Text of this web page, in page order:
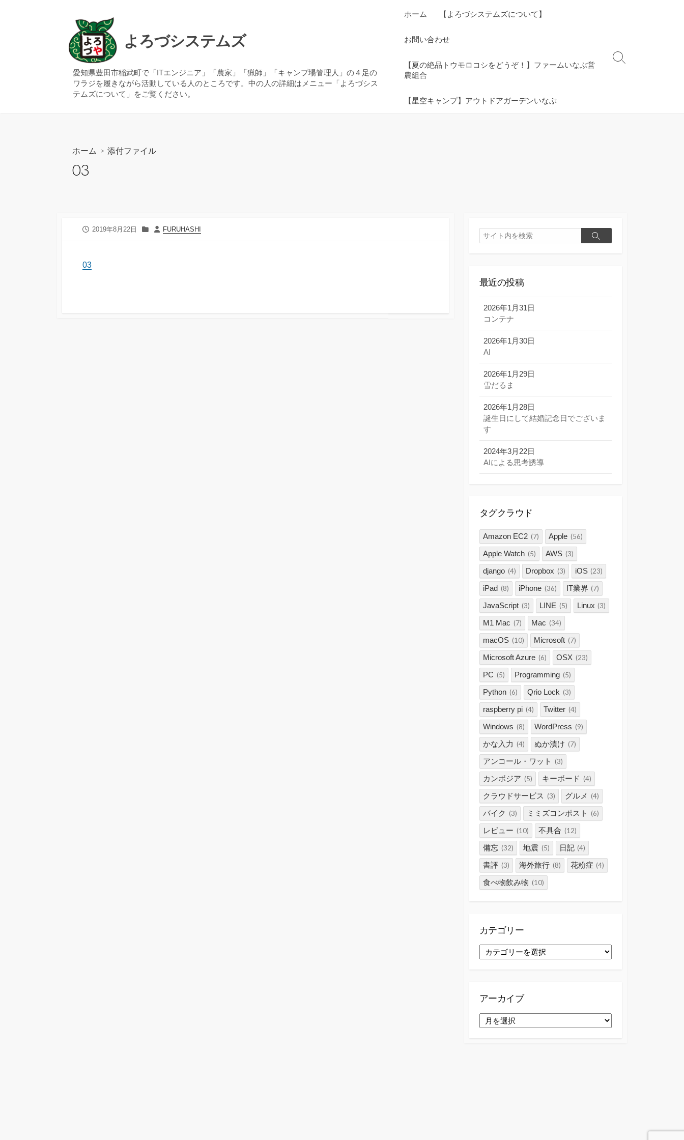
ッ
よろづシステムズ
愛知県豊田市稲武町で「ITエンジニア」「農家」「猟師」「キャンプ場管理人」の４足の
ワラジを履きながら活動している人のところです。中の人の詳細はメニュー「よろづシス
テムズについて」をご覧ください。
ホーム 【よろづシステムズについて】
お問い合わせ
【夏の絶品トウモロコシをどうぞ！】ファームいなぶ営
農組合
【星空キャンプ】アウトドアガーデンいなぶ
検
ホーム > 添付ファイル
03
公
2019年8月22日
カ
投
FURUHASHI
03
検
索
検
最近の投稿
2026年1月31日
コンテナ
2026年1月30日
AI
2026年1月29日
雪だるま
2026年1月28日
誕生日にして結婚記念日でございま
す
2024年3月22日
AIによる思考誘導
タグクラウド
Amazon EC2 (7) Apple (56)
Apple Watch (5) AWS (3)
django (4) Dropbox (3) iOS (23)
iPad (8) iPhone (36) IT業界 (7)
JavaScript (3) LINE (5) Linux (3)
M1 Mac (7) Mac (34)
macOS (10) Microsoft (7)
Microsoft Azure (6) OSX (23)
PC (5) Programming (5)
Python (6) Qrio Lock (3)
raspberry pi (4) Twitter (4)
Windows (8) WordPress (9)
かな入力 (4) ぬか漬け (7)
アンコール・ワット (3)
カンボジア (5) キーボード (4)
クラウドサービス (3) グルメ (4)
バイク (3) ミミズコンポスト (6)
レビュー (10) 不具合 (12)
備忘 (32) 地震 (5) 日記 (4)
書評 (3) 海外旅行 (8) 花粉症 (4)
食べ物飲み物 (10)
カテゴリー
カ
テ
アーカイブ
ー